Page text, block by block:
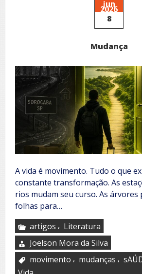
jun
2026
8
Mudança
A vida é movimento. Tudo o que
constante transformação. As
rios mudam seu curso. As árvores
folhas para…
artigos , Literatura
Joelson Mora da Silva
movimento , mudanças ,